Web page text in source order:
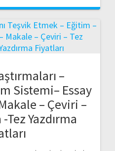
–
Sistemi– Essay
– Çeviri –
Tez Yazdırma